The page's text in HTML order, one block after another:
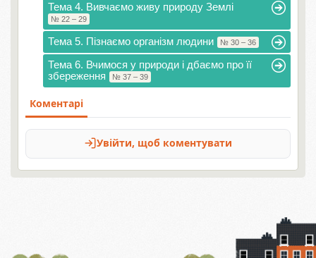
Тема 4. Вивчаємо живу природу Землі
№ 22 – 29
Тема 5. Пізнаємо організм людини № 30 – 36
Тема 6. Вчимося у природи і дбаємо про її
збереження
№ 37 – 39